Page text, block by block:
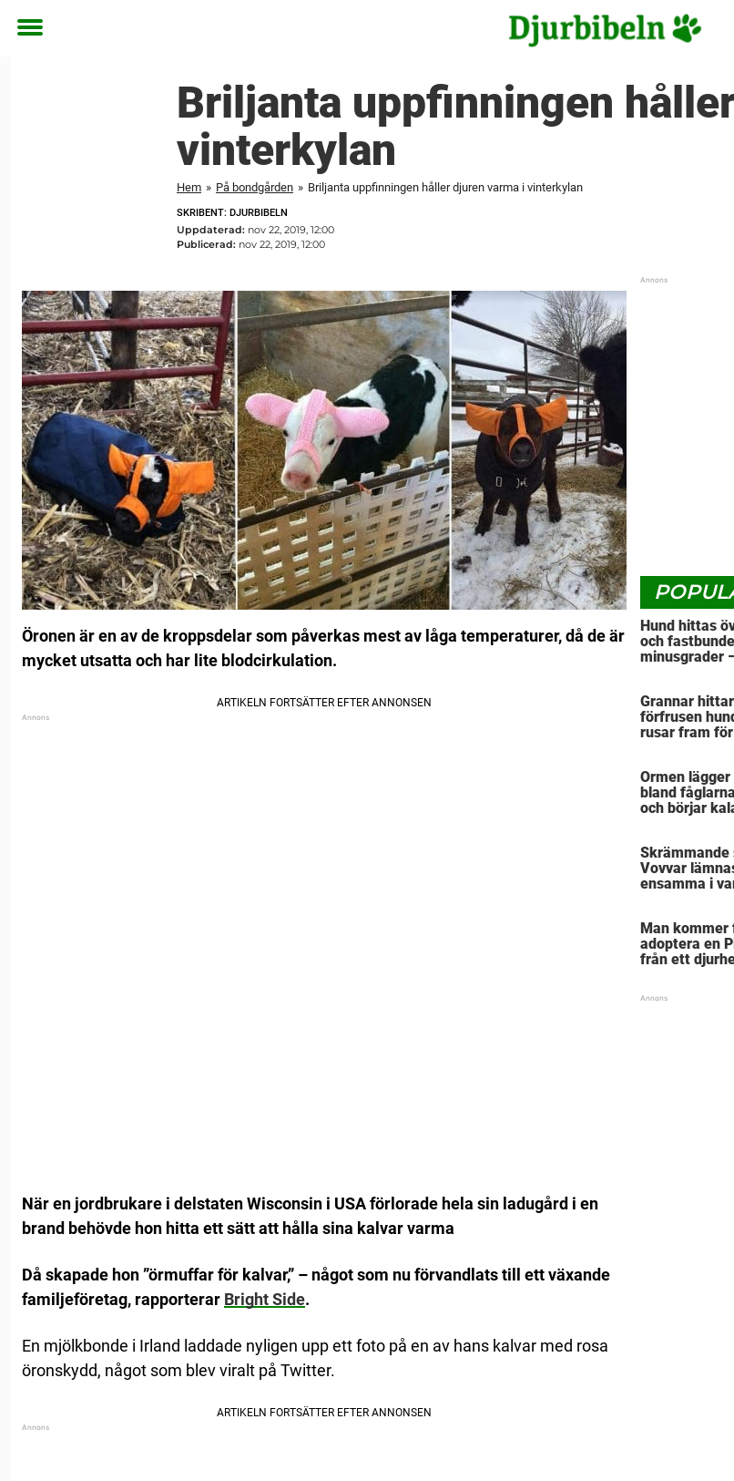
Toggle
Briljanta uppfinningen
vinterkylan
Hem » På bondgården » Briljanta uppfinningen håller djuren varma i vinterkylan
SKRIBENT: DJURBIBELN
Uppdaterad: nov 22, 2019, 12:00
Publicerad: nov 22, 2019, 12:00
Öronen är en av de kroppsdelar som påverkas mest av låga temperaturer, då de är
mycket utsatta och har lite blodcirkulation.
När en jordbrukare i delstaten Wisconsin i USA förlorade hela sin ladugård i en
brand behövde hon hitta ett sätt att hålla sina kalvar varma
Då skapade hon ”örmuffar för kalvar,” – något som nu förvandlats till ett växande
familjeföretag, rapporterar Bright Side.
En mjölkbonde i Irland laddade nyligen upp ett foto på en av hans kalvar med rosa
öronskydd, något som blev viralt på Twitter.
Hund hittas
och
minusgrader
fruktansvärda
Grannar hittar
förfrusen
rusar fram
sig
Ormen lägger
bland
och börjar
och räddar
Skrämmande
Vovvar
ensamma i
förväg"
Man kommer
adoptera en
från ett